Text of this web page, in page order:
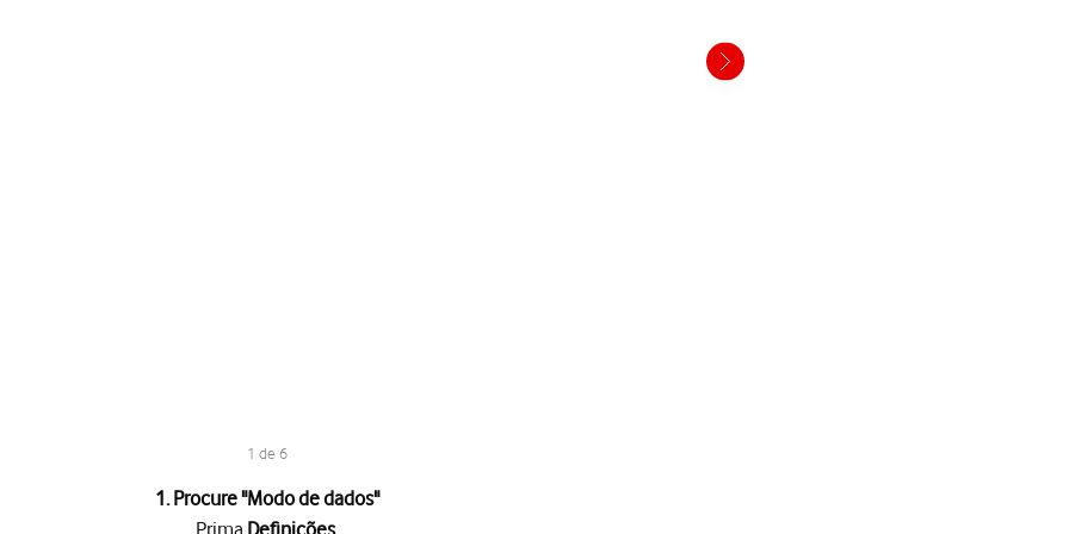
1 de 6
1. Procure "Modo de dados"
Prima Definições.